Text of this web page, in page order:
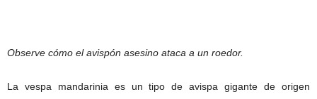
Observe cómo el avispón asesino ataca a un roedor.
La vespa mandarinia es un tipo de avispa gigante de origen